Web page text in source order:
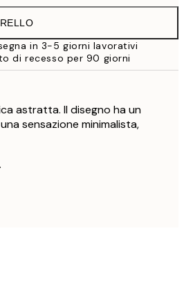
32,45 €
in 3-5 giorni lavorativi
di recesso per 90 giorni
astratta. Il disegno ha un
sensazione minimalista,